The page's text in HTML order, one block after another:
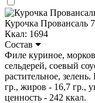
Курочка Провансаль
Ккал: 1694
Состав
Филе куриное,
сельдерей, соевый
растительное,
гр., жиров - 16,7 гр.,
ценность - 242 ккал.